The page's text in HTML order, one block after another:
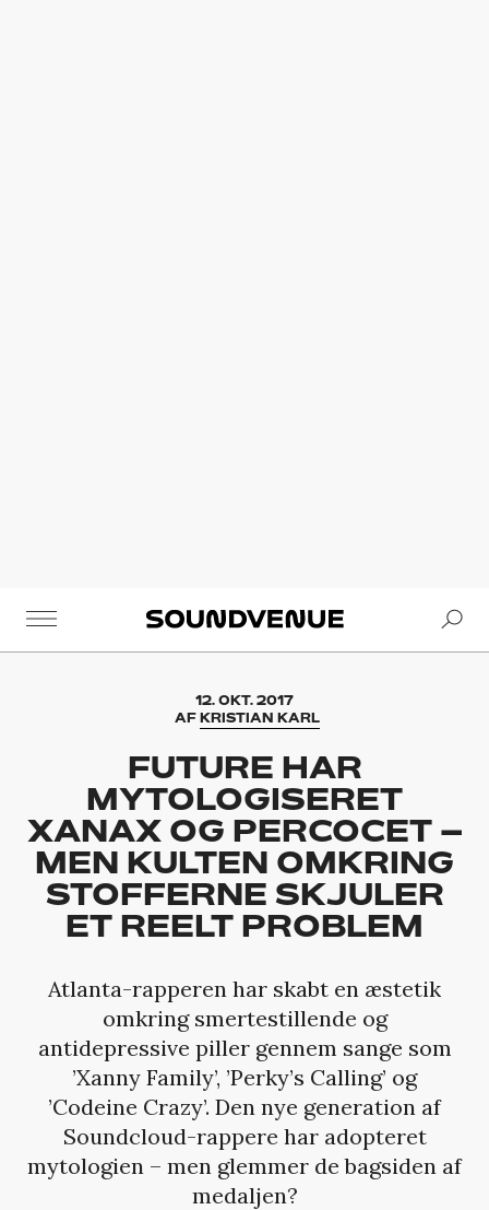
Soundvenue
12. OKT. 2017
AF KRISTIAN KARL
FUTURE HAR
MYTOLOGISERET
XANAX OG PERCOCET –
MEN KULTEN OMKRING
STOFFERNE SKJULER
ET REELT PROBLEM
Atlanta-rapperen har skabt en æstetik
omkring smertestillende og
antidepressive piller gennem sange som
’Xanny Family’, ’Perky’s Calling’ og
’Codeine Crazy’. Den nye generation af
Soundcloud-rappere har adopteret
mytologien – men glemmer de bagsiden af
medaljen?